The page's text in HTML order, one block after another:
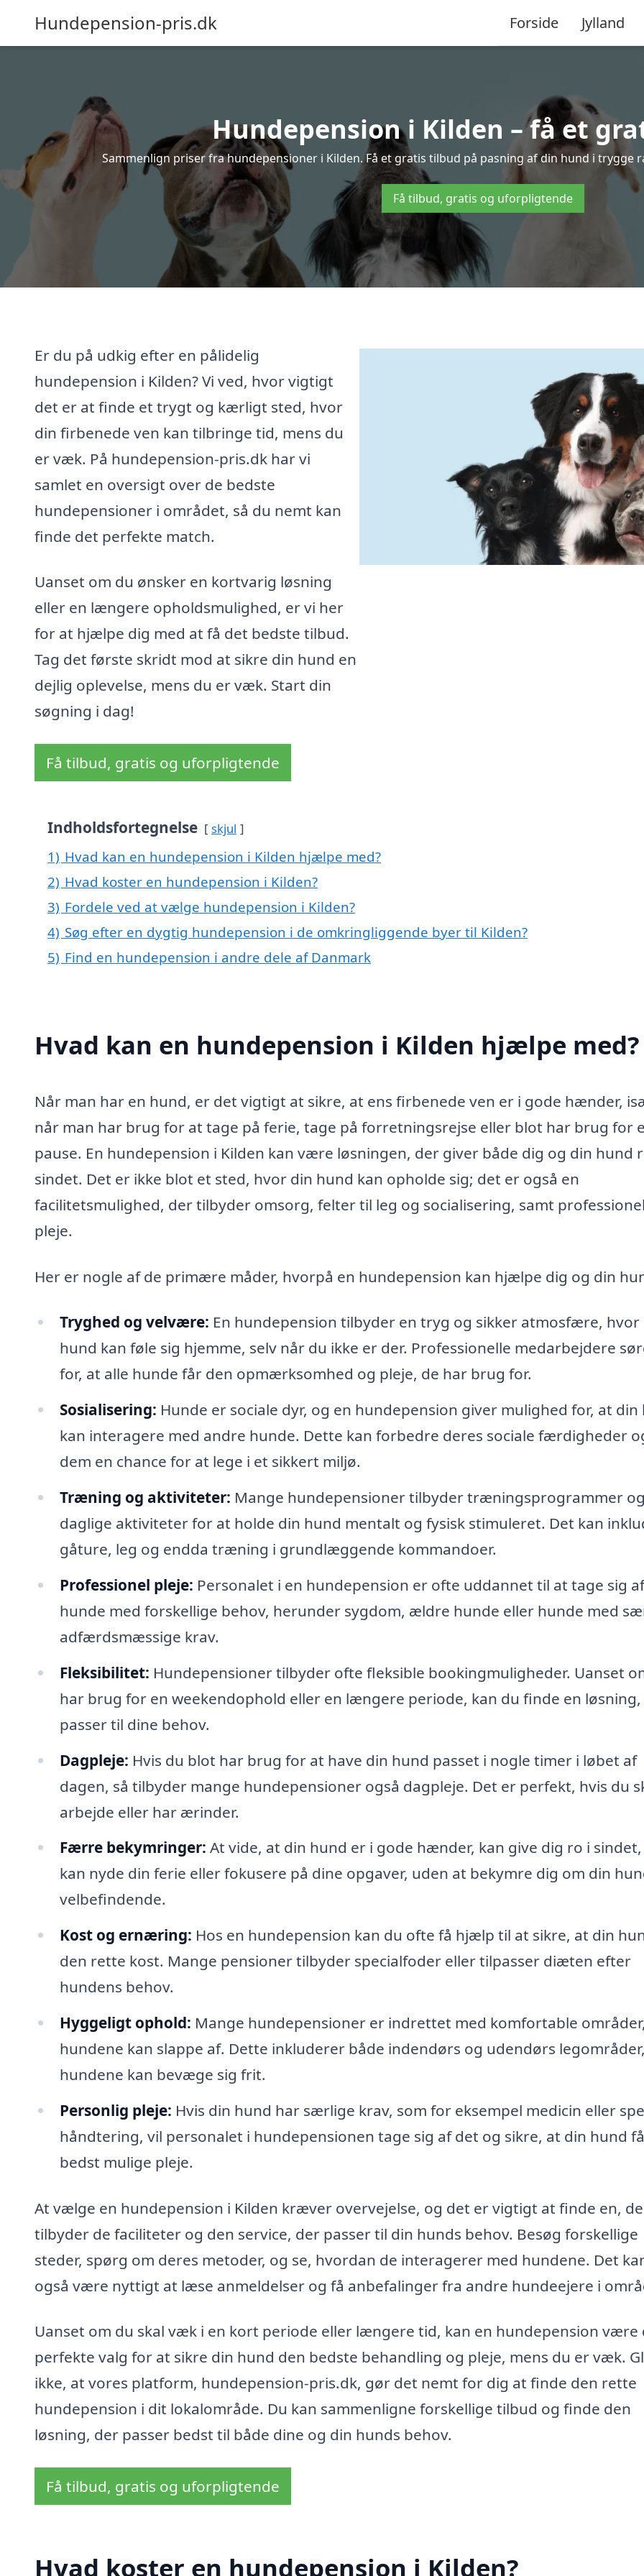
Hundepension-pris.dk Forside Jylland
Hundepension i Kilden – få et
Sammenlign priser fra hundepensioner i Kilden. Få et gratis tilbud på pasning af din hund i
Få tilbud, gratis og uforpligtende
Er du på udkig efter en pålidelig
hundepension i Kilden? Vi ved, hvor vigtigt
det er at finde et trygt og kærligt sted, hvor
din firbenede ven kan tilbringe tid, mens du
er væk. På hundepension-pris.dk har vi
samlet en oversigt over de bedste
hundepensioner i området, så du nemt kan
finde det perfekte match.
Uanset om du ønsker en kortvarig løsning
eller en længere opholdsmulighed, er vi her
for at hjælpe dig med at få det bedste tilbud.
Tag det første skridt mod at sikre din hund en
dejlig oplevelse, mens du er væk. Start din
søgning i dag!
Få tilbud, gratis og uforpligtende
Indholdsfortegnelse skjul
1) Hvad kan en hundepension i Kilden hjælpe med?
2) Hvad koster en hundepension i Kilden?
3) Fordele ved at vælge hundepension i Kilden?
4) Søg efter en dygtig hundepension i de omkringliggende byer til Kilden?
5) Find en hundepension i andre dele af Danmark
Hvad kan en hundepension i Kilden hjælpe med?
Når man har en hund, er det vigtigt at sikre, at ens firbenede ven er i gode hænder,
når man har brug for at tage på ferie, tage på forretningsrejse eller blot har brug for
pause. En hundepension i Kilden kan være løsningen, der giver både dig og din hund
sindet. Det er ikke blot et sted, hvor din hund kan opholde sig; det er også en
facilitetsmulighed, der tilbyder omsorg, felter til leg og socialisering, samt professionel
pleje.
Her er nogle af de primære måder, hvorpå en hundepension kan hjælpe dig og din
Tryghed og velvære: En hundepension tilbyder en tryg og sikker atmosfære, hvor
hund kan føle sig hjemme, selv når du ikke er der. Professionelle medarbejdere
for, at alle hunde får den opmærksomhed og pleje, de har brug for.
Sosialisering: Hunde er sociale dyr, og en hundepension giver mulighed for, at din
kan interagere med andre hunde. Dette kan forbedre deres sociale færdigheder
dem en chance for at lege i et sikkert miljø.
Træning og aktiviteter: Mange hundepensioner tilbyder træningsprogrammer og
daglige aktiviteter for at holde din hund mentalt og fysisk stimuleret. Det kan
gåture, leg og endda træning i grundlæggende kommandoer.
Professionel pleje: Personalet i en hundepension er ofte uddannet til at tage sig af
hunde med forskellige behov, herunder sygdom, ældre hunde eller hunde med
adfærdsmæssige krav.
Fleksibilitet: Hundepensioner tilbyder ofte fleksible bookingmuligheder. Uanset
har brug for en weekendophold eller en længere periode, kan du finde en
passer til dine behov.
Dagpleje: Hvis du blot har brug for at have din hund passet i nogle timer i løbet af
dagen, så tilbyder mange hundepensioner også dagpleje. Det er perfekt, hvis du
arbejde eller har ærinder.
Færre bekymringer: At vide, at din hund er i gode hænder, kan give dig ro i sindet,
kan nyde din ferie eller fokusere på dine opgaver, uden at bekymre dig om din
velbefindende.
Kost og ernæring: Hos en hundepension kan du ofte få hjælp til at sikre, at din
den rette kost. Mange pensioner tilbyder specialfoder eller tilpasser diæten efter
hundens behov.
Hyggeligt ophold: Mange hundepensioner er indrettet med komfortable
hundene kan slappe af. Dette inkluderer både indendørs og udendørs
hundene kan bevæge sig frit.
Personlig pleje: Hvis din hund har særlige krav, som for eksempel medicin eller
håndtering, vil personalet i hundepensionen tage sig af det og sikre, at din hund
bedst mulige pleje.
At vælge en hundepension i Kilden kræver overvejelse, og det er vigtigt at finde en,
tilbyder de faciliteter og den service, der passer til din hunds behov. Besøg forskellige
steder, spørg om deres metoder, og se, hvordan de interagerer med hundene. Det
også være nyttigt at læse anmeldelser og få anbefalinger fra andre hundeejere i
Uanset om du skal væk i en kort periode eller længere tid, kan en hundepension være
perfekte valg for at sikre din hund den bedste behandling og pleje, mens du er væk.
ikke, at vores platform, hundepension-pris.dk, gør det nemt for dig at finde den rette
hundepension i dit lokalområde. Du kan sammenligne forskellige tilbud og finde den
løsning, der passer bedst til både dine og din hunds behov.
Få tilbud, gratis og uforpligtende
Hvad koster en hundepension i Kilden?